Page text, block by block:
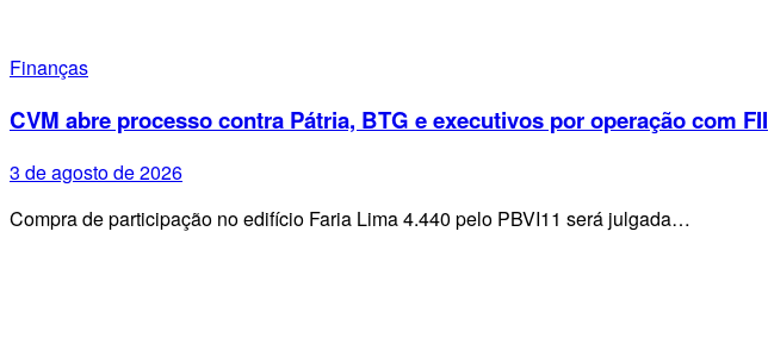
Finanças
CVM abre processo contra Pátria, BTG e executivos por operação com FII
3 de agosto de 2026
Compra de participação no edifício Faria Lima 4.440 pelo PBVI11 será julgada…